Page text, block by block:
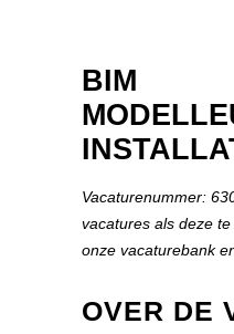
BIM
Vacaturenummer:
vacatures als deze
onze vacaturebank
OVER DE